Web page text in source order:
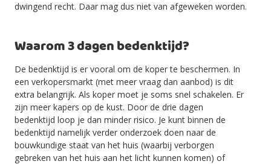
dwingend recht. Daar mag dus niet van afgeweken worden.
Waarom 3 dagen bedenktijd?
De bedenktijd is er vooral om de koper te beschermen. In
een verkopersmarkt (met meer vraag dan aanbod) is dit
extra belangrijk. Als koper moet je soms snel schakelen. Er
zijn meer kapers op de kust. Door de drie dagen
bedenktijd loop je dan minder risico. Je kunt binnen de
bedenktijd namelijk verder onderzoek doen naar de
bouwkundige staat van het huis (waarbij verborgen
gebreken van het huis aan het licht kunnen komen) of